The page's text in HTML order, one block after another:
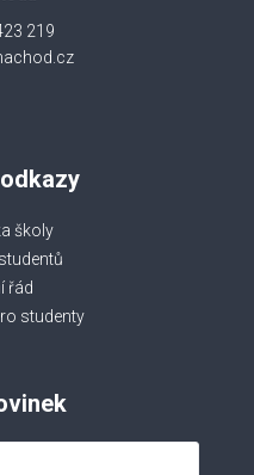
219
školy
řád
studenty